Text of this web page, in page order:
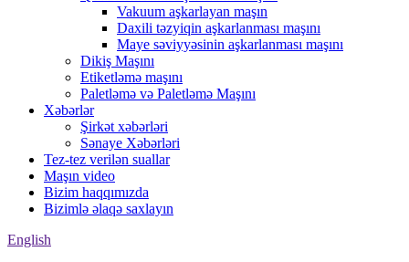
Vakuum aşkarlayan maşın
Daxili təzyiqin aşkarlanması maşını
Maye səviyyəsinin aşkarlanması maşını
Dikiş Maşını
Etiketləmə maşını
Paletləmə və Paletləmə Maşını
Xəbərlər
Şirkət xəbərləri
Sənaye Xəbərləri
Tez-tez verilən suallar
Maşın video
Bizim haqqımızda
Bizimlə əlaqə saxlayın
English